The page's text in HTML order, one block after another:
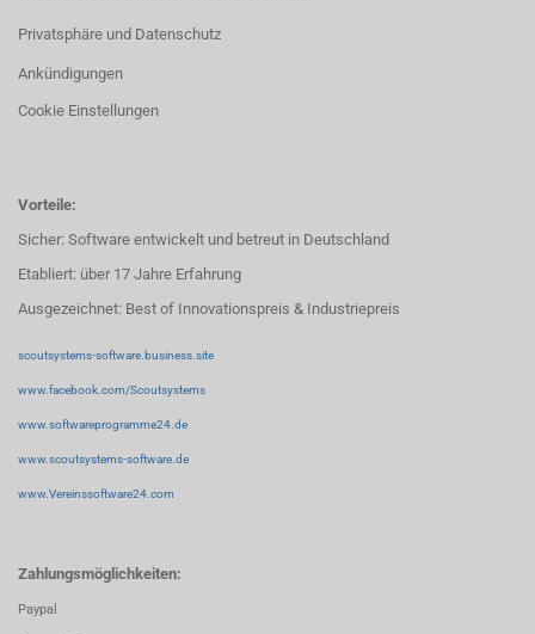
Privatsphäre und Datenschutz
Ankündigungen
Cookie Einstellungen
Vorteile:
Sicher: Software entwickelt und betreut in Deutschland
Etabliert: über 17 Jahre Erfahrung
Ausgezeichnet: Best of Innovationspreis & Industriepreis
scoutsystems-software.business.site
www.facebook.com/Scoutsystems
www.softwareprogramme24.de
www.scoutsystems-software.de
www.Vereinssoftware24.com
Zahlungsmöglichkeiten:
Paypal